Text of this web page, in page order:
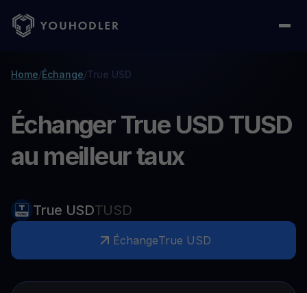
Home/Échange/True USD
Échanger True USD TUSD
au meilleur taux
True USDTUSD
ÉchangeTrue USD